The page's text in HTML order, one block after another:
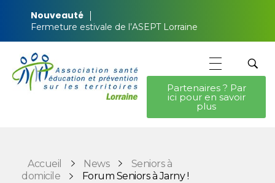
Nouveauté
Fermeture estivale de l’ASEPT Lorraine
Partenaires ? Par
ici pour en savoir
plus
Accueil News
Seniors à
domicile
Forum Seniors à Jarny !